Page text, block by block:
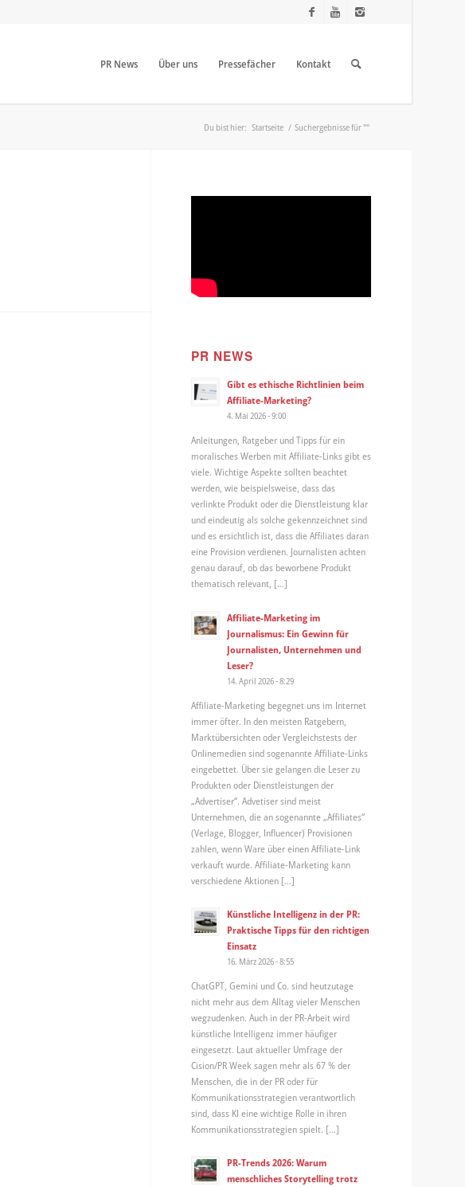
PR News Über uns Pressefächer Kontakt
Du bist hier: Startseite / Suchergebnisse für ""
PR NEWS
Gibt es ethische Richtlinien beim
Affiliate-Marketing?
4. Mai 2026 - 9:00
Anleitungen, Ratgeber und Tipps für ein
moralisches Werben mit Affiliate-Links gibt es
viele. Wichtige Aspekte sollten beachtet
werden, wie beispielsweise, dass das
verlinkte Produkt oder die Dienstleistung klar
und eindeutig als solche gekennzeichnet sind
und es ersichtlich ist, dass die Affiliates daran
eine Provision verdienen. Journalisten achten
genau darauf, ob das beworbene Produkt
thematisch relevant, […]
Affiliate-Marketing im
Journalismus: Ein Gewinn für
Journalisten, Unternehmen und
Leser?
14. April 2026 - 8:29
Affiliate-Marketing begegnet uns im Internet
immer öfter. In den meisten Ratgebern,
Marktübersichten oder Vergleichstests der
Onlinemedien sind sogenannte Affiliate-Links
eingebettet. Über sie gelangen die Leser zu
Produkten oder Dienstleistungen der
„Advertiser“. Advetiser sind meist
Unternehmen, die an sogenannte „Affiliates“
(Verlage, Blogger, Influencer) Provisionen
zahlen, wenn Ware über einen Affiliate-Link
verkauft wurde. Affiliate-Marketing kann
verschiedene Aktionen […]
Künstliche Intelligenz in der PR:
Praktische Tipps für den richtigen
Einsatz
16. März 2026 - 8:55
ChatGPT, Gemini und Co. sind heutzutage
nicht mehr aus dem Alltag vieler Menschen
wegzudenken. Auch in der PR-Arbeit wird
künstliche Intelligenz immer häufiger
eingesetzt. Laut aktueller Umfrage der
Cision/PR Week sagen mehr als 67 % der
Menschen, die in der PR oder für
Kommunikationsstrategien verantwortlich
sind, dass KI eine wichtige Rolle in ihren
Kommunikationsstrategien spielt. […]
PR-Trends 2026: Warum
menschliches Storytelling trotz